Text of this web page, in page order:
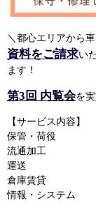
＼都心エリアから
資料をご請求い
ます！
第3回 内覧会を
【サービス内容】
保管・荷役
流通加工
運送
倉庫賃貸
情報・システム